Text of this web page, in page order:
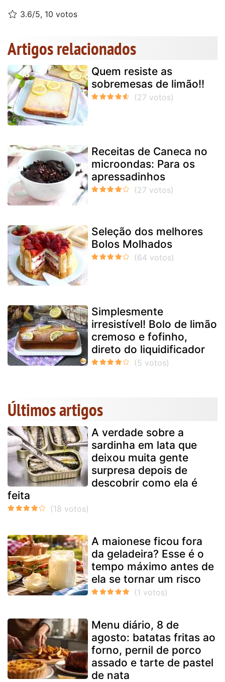
3.6/5, 10 votos
Artigos relacionados
Quem resiste as
sobremesas de limão!!
Receitas de Caneca no
microondas: Para os
apressadinhos
Seleção dos melhores
Bolos Molhados
Simplesmente
irresistível! Bolo de limão
cremoso e fofinho,
direto do liquidificador
Últimos artigos
A verdade sobre a
sardinha em lata que
deixou muita gente
surpresa depois de
descobrir como ela é
feita
A maionese ficou fora
da geladeira? Esse é o
tempo máximo antes de
ela se tornar um risco
Menu diário, 8 de
agosto: batatas fritas ao
forno, pernil de porco
assado e tarte de pastel
de nata